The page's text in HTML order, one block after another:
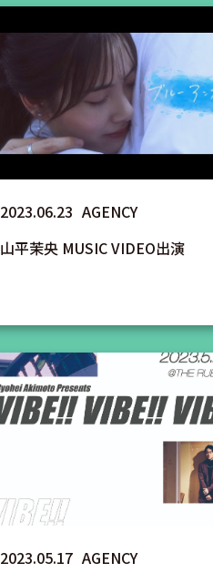
2023.06.23 AGENCY
山平茉央 MUSIC VIDEO出演
2023.05.17 AGENCY